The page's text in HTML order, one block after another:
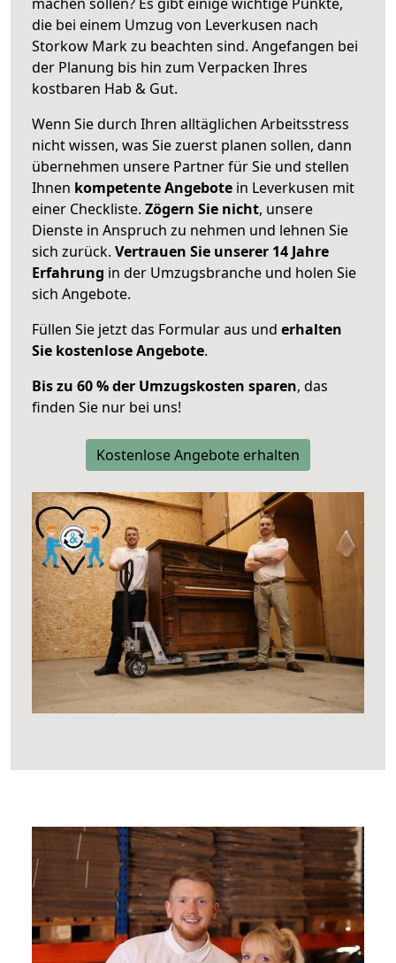
die bei einem Umzug von Leverkusen nach
Storkow Mark zu beachten sind. Angefangen bei
der Planung bis hin zum Verpacken Ihres
kostbaren Hab & Gut.
Wenn Sie durch Ihren alltäglichen Arbeitsstress
nicht wissen, was Sie zuerst planen sollen, dann
übernehmen unsere Partner für Sie und stellen
Ihnen kompetente Angebote in Leverkusen mit
einer Checkliste. Zögern Sie nicht, unsere
Dienste in Anspruch zu nehmen und lehnen Sie
sich zurück. Vertrauen Sie unserer 14 Jahre
Erfahrung in der Umzugsbranche und holen Sie
sich Angebote.
Füllen Sie jetzt das Formular aus und erhalten
Sie kostenlose Angebote.
Bis zu 60 % der Umzugskosten sparen, das
finden Sie nur bei uns!
Kostenlose Angebote erhalten